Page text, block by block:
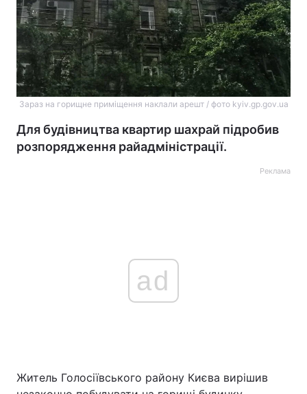
Зараз на горищне приміщення наклали арешт / фото kyiv.gp.gov.ua
Для будівництва квартир шахрай підробив
розпорядження райадміністрації.
Реклама
ad
Житель Голосіївського району Києва вирішив